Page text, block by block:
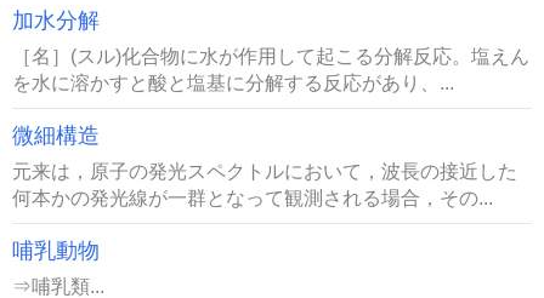
加水分解
［名］(スル)化合物に水が作用して起こる分解反応。塩えん
を水に溶かすと酸と塩基に分解する反応があり、...
微細構造
元来は，原子の発光スペクトルにおいて，波長の接近した
何本かの発光線が一群となって観測される場合，その...
哺乳動物
⇒哺乳類...